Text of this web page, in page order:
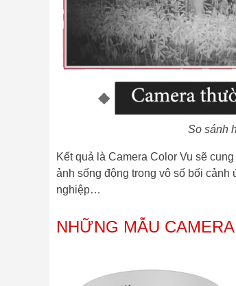
So sánh
Kết quả là Camera Color Vu sẽ
ảnh sống động trong vô số bối
nghiệp…
NHỮNG MẪU